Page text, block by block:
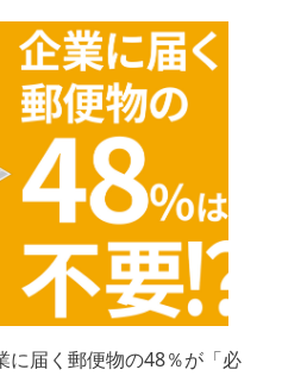
に届く郵便物の48％が「必